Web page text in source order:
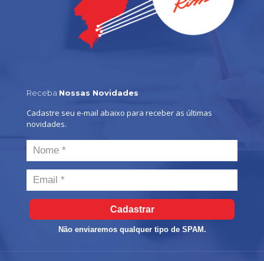
Receba Nossas Novidades
Cadastre seu e-mail abaixo para receber as últimas
novidades.
Cadastrar
Não enviaremos qualquer tipo de SPAM.